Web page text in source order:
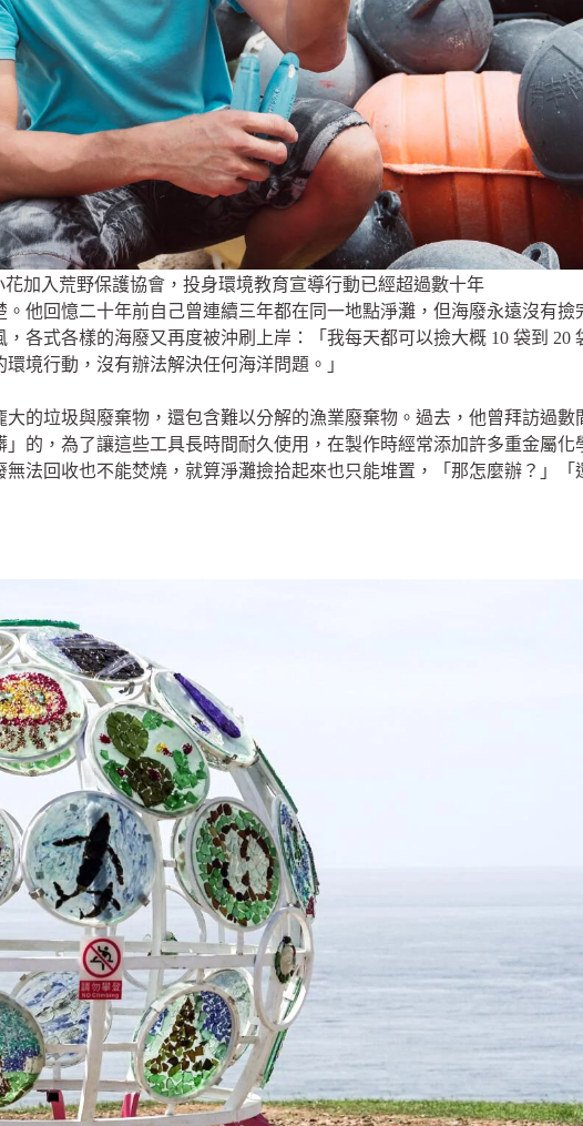
加入荒野保護協會，投身環境教育宣導行動已經超過數十年
他回憶二十年前自己曾連續三年都在同一地點淨灘，但海廢永遠沒有撿
各式各樣的海廢又再度被沖刷上岸：「我每天都可以撿大概 10 袋到 20
境行動，沒有辦法解決任何海洋問題。」
的垃圾與廢棄物，還包含難以分解的漁業廢棄物。過去，他曾拜訪過數
的，為了讓這些工具長時間耐久使用，在製作時經常添加許多重金屬化
法回收也不能焚燒，就算淨灘撿拾起來也只能堆置，「那怎麼辦？」「